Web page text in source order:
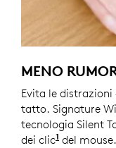
MENO
Evita le
tatto. Signature
tecnologia Silent
dei clic1 Il rumore
del mouse.